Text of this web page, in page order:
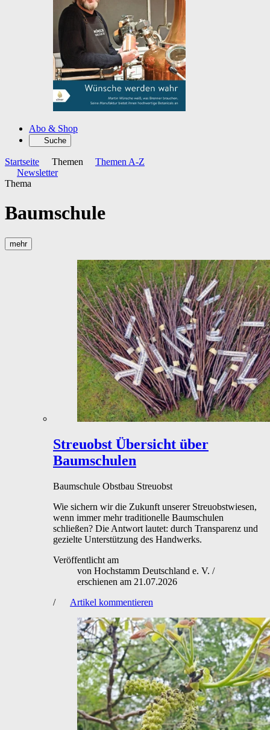
Abo & Shop
Suche
Startseite Themen
Themen A-Z
Newsletter
Thema
Baumschule
mehr
Streuobst Übersicht über
Baumschulen
Baumschule Obstbau Streuobst
Wie sichern wir die Zukunft unserer Streuobstwiesen,
wenn immer mehr traditionelle Baumschulen
schließen? Die Antwort lautet: durch Transparenz und
gezielte Unterstützung des Handwerks.
Veröffentlicht am
von Hochstamm Deutschland e. V. /
erschienen am 21.07.2026
/
Artikel kommentieren